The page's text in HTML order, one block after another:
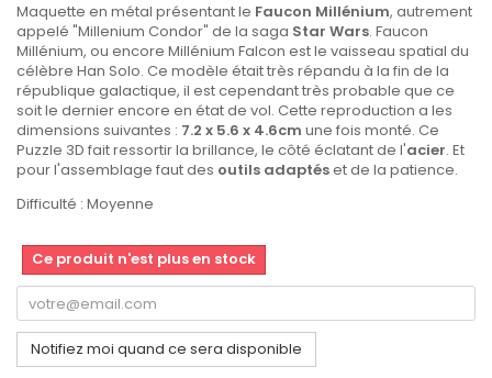
Maquette en métal présentant le Faucon Millénium, autrement
appelé "Millenium Condor" de la saga Star Wars. Faucon
Millénium, ou encore Millénium Falcon est le vaisseau spatial du
célèbre Han Solo. Ce modèle était très répandu à la fin de la
république galactique, il est cependant très probable que ce
soit le dernier encore en état de vol. Cette reproduction a les
dimensions suivantes : 7.2 x 5.6 x 4.6cm une fois monté. Ce
Puzzle 3D fait ressortir la brillance, le côté éclatant de l'acier. Et
pour l'assemblage faut des outils adaptéset de la patience.
Difficulté : Moyenne
Ce produit n'est plus en stock
Notifiez moi quand ce sera disponible